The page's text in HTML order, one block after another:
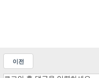
이전